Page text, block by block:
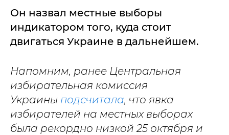
Он назвал местные выборы
индикатором того, куда стоит
двигаться Украине в дальнейшем.
Напомним, ранее Центральная
избирательная комиссия
Украины подсчитала, что явка
избирателей на местных выборах
была рекордно низкой 25 октября и